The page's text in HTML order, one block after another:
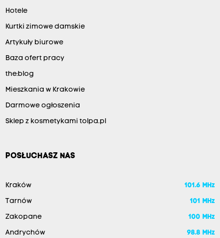
Hotele
Kurtki zimowe damskie
Artykuły biurowe
Baza ofert pracy
the:blog
Mieszkania w Krakowie
Darmowe ogłoszenia
Sklep z kosmetykami tolpa.pl
POSŁUCHASZ NAS
Kraków 101.6 MHz
Tarnów 101 MHz
Zakopane 100 MHz
Andrychów 98.8 MHz